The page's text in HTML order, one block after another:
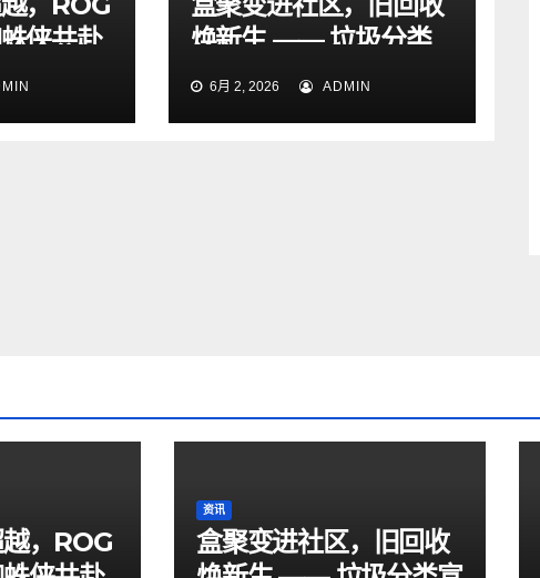
侠共赴
焕新生 —— 垃圾分类
宣传周社区专场暖心启
6月 2, 2026 ADMIN
，ROG
资讯
盒聚变进社区，旧回收